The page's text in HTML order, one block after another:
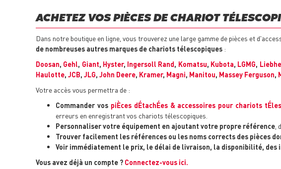
ACHETEZ VOS PIÈCES DE CHARIOT
Dans notre boutique en ligne, vous trouverez une large gamme de pièces et
de nombreuses autres marques de chariots télescopiques :
Doosan, Gehl, Giant, Hyster, Ingersoll Rand, Komatsu, Kubota, LGMG,
Haulotte, JCB, JLG, John Deere, Kramer, Magni, Manitou, Massey Ferguson,
Votre accès vous permettra de :
Commander vos piÈces dÉtachÉes & accessoires pour chariots
erreurs en enregistrant vos chariots télescopiques.
Personnaliser votre équipement en ajoutant votre propre référence
Trouver facilement les références ou les noms corrects des pièces
Voir immédiatement le prix, le délai de livraison, la disponibilité,
Vous avez déjà un compte ? Connectez-vous ici.